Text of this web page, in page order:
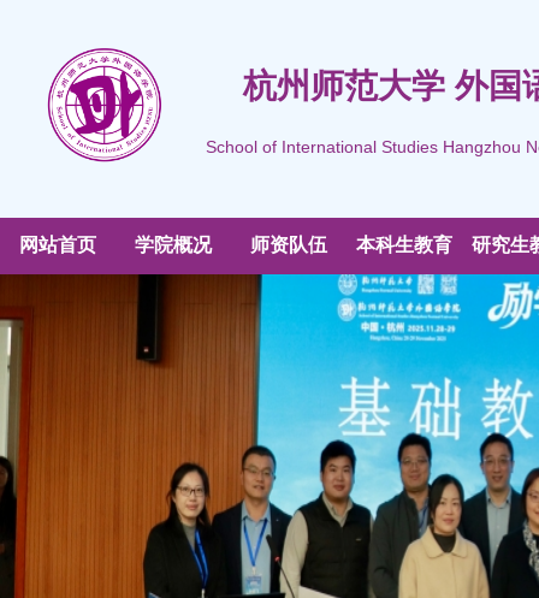
杭州师范大学 外国
School of International Studies Hangzhou
网站首页 学院概况 师资队伍 本科生教育 研究生